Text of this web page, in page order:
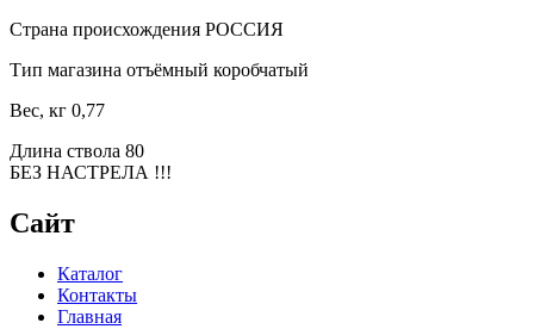
Страна происхождения РОССИЯ
Тип магазина отъёмный коробчатый
Вес, кг 0,77
Длина ствола 80
БЕЗ НАСТРЕЛА !!!
Сайт
Каталог
Контакты
Главная